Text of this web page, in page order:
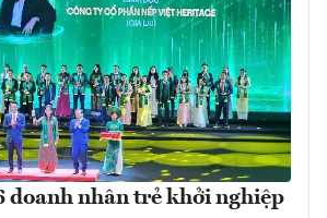
doanh nhân trẻ khởi nghiệp